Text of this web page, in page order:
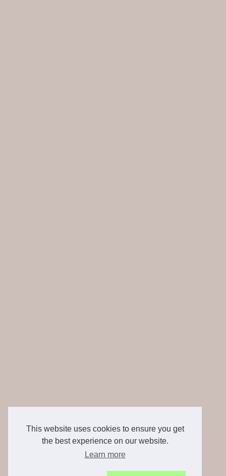
This website uses cookies to ensure you get
the best experience on our website.
Learn more